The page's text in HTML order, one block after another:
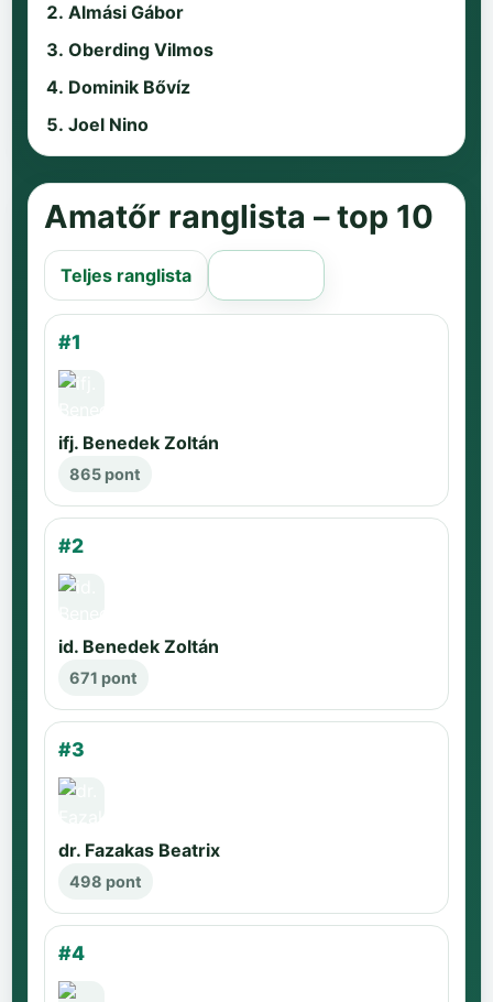
Almási Gábor
Oberding Vilmos
Dominik Bővíz
Joel Nino
Amatőr ranglista – top 10
Teljes ranglista
#1
ifj. Benedek Zoltán
865 pont
#2
id. Benedek Zoltán
671 pont
#3
dr. Fazakas Beatrix
498 pont
#4